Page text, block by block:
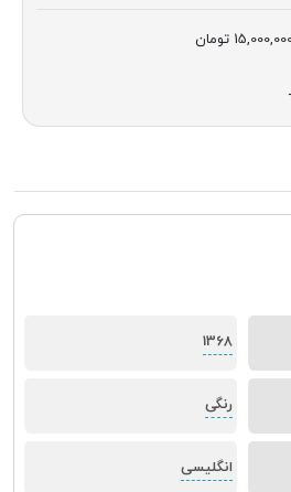
تومان
1368
رنگی
انگلیسی